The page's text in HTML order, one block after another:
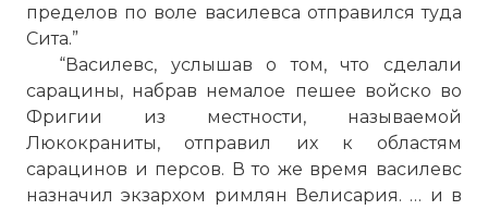
пределов по воле василевса отправился туда
Сита.”
“Василевс, услышав о том, что сделали
сарацины, набрав немалое пешее войско во
Фригии из местности, называемой
Люкокраниты, отправил их к областям
сарацинов и персов. В то же время василевс
назначил экзархом римлян Велисария. … и в